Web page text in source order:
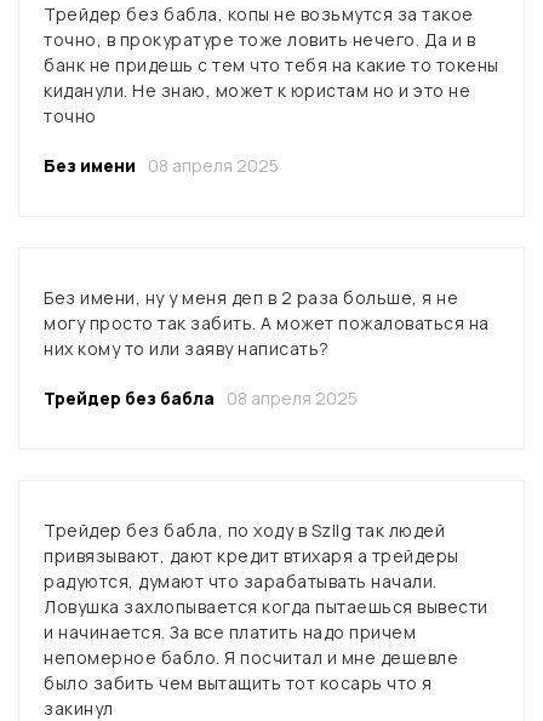
Трейдер без бабла, копы не возьмутся за такое
точно, в прокуратуре тоже ловить нечего. Да и в
банк не придешь с тем что тебя на какие то токены
киданули. Не знаю, может к юристам но и это не
точно
Без имени 08 апреля 2025
Без имени, ну у меня деп в 2 раза больше, я не
могу просто так забить. А может пожаловаться на
них кому то или заяву написать?
Трейдер без бабла 08 апреля 2025
Трейдер без бабла, по ходу в Szllg так людей
привязывают, дают кредит втихаря а трейдеры
радуются, думают что зарабатывать начали.
Ловушка захлопывается когда пытаешься вывести
и начинается. За все платить надо причем
непомерное бабло. Я посчитал и мне дешевле
было забить чем вытащить тот косарь что я
закинул